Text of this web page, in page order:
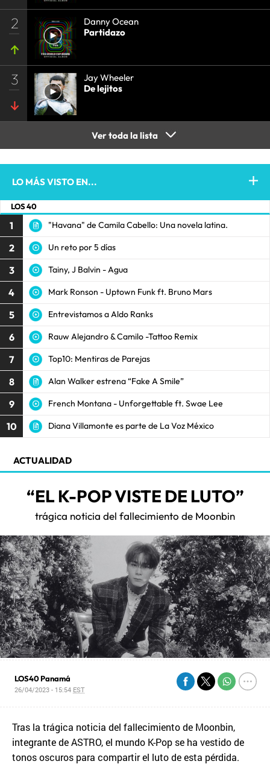
2
Danny Ocean
Partidazo
3
Jay Wheeler
De lejitos
Ver toda la lista
LO MÁS VISTO EN...
LOS 40
1 "Havana" de Camila Cabello: Una novela latina.
2 Un reto por 5 días
3 Tainy, J Balvin - Agua
4 Mark Ronson - Uptown Funk ft. Bruno Mars
5 Entrevistamos a Aldo Ranks
6 Rauw Alejandro & Camilo -Tattoo Remix
7 Top10: Mentiras de Parejas
8 Alan Walker estrena “Fake A Smile”
9 French Montana - Unforgettable ft. Swae Lee
10 Diana Villamonte es parte de La Voz México
ACTUALIDAD
“EL K-POP VISTE DE LUTO”
trágica noticia del fallecimiento de Moonbin
LOS40 Panamá
26/04/2023 - 15:54 EST
Tras la trágica noticia del fallecimiento de Moonbin,
integrante de ASTRO, el mundo K-Pop se ha vestido de
tonos oscuros para compartir el luto de esta pérdida.